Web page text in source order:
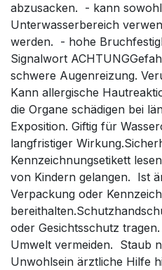
abzusacken. - kann
Unterwasserbereich
werden. - hohe
Signalwort
schwere Augenreizung.
Kann allergische
die Organe schädigen bei
Exposition. Giftig für
langfristiger
Kennzeichnungsetikett
von Kindern gelangen. Ist
Verpackung oder
oder Gesichtsschutz
Umwelt vermeiden. Staub
Unwohlsein ärztliche Hilfe